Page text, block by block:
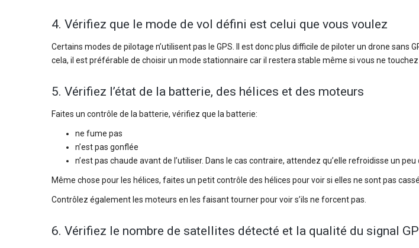
4. Vérifiez que le mode de vol défini est celui que vous voulez
Certains modes de pilotage n’utilisent pas le GPS. Il est donc plus difficile de piloter un drone sans
cela, il est préférable de choisir un mode stationnaire car il restera stable même si vous ne
5. Vérifiez l’état de la batterie, des hélices et des moteurs
Faites un contrôle de la batterie, vérifiez que la batterie:
ne fume pas
n’est pas gonflée
n’est pas chaude avant de l’utiliser. Dans le cas contraire, attendez qu’elle refroidisse un
Même chose pour les hélices, faites un petit contrôle des hélices pour voir si elles ne sont pas
Contrôlez également les moteurs en les faisant tourner pour voir s’ils ne forcent pas.
6. Vérifiez le nombre de satellites détecté et la qualité du signal